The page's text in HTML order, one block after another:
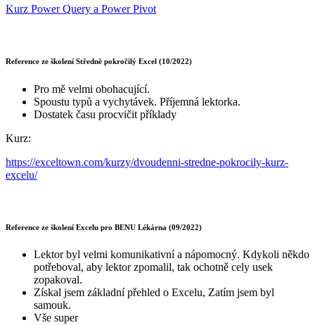
Kurz Power Query a Power Pivot
Reference ze školení Středně pokročilý Excel (10/2022)
Pro mě velmi obohacující.
Spoustu typů a vychytávek. Příjemná lektorka.
Dostatek času procvičit příklady
Kurz:
https://exceltown.com/kurzy/dvoudenni-stredne-pokrocily-kurz-
excelu/
Reference ze školení Excelu pro BENU Lékárna (09/2022)
Lektor byl velmi komunikativní a nápomocný. Kdykoli někdo
potřeboval, aby lektor zpomalil, tak ochotně cely usek
zopakoval.
Získal jsem základní přehled o Excelu, Zatím jsem byl
samouk.
Vše super